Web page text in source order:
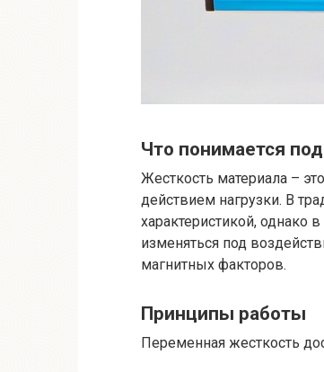
Что понимается
Жесткость материала –
действием нагрузки. В
характеристикой, однако
изменяться под
магнитных факторов.
Принципы работы
Переменная жесткость